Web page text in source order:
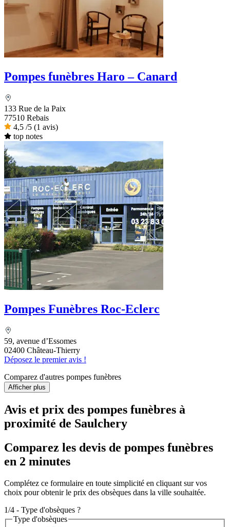
Pompes funèbres Haro – Canard
133 Rue de la Paix
77510 Rebais
4,5 /5 (1 avis)
top notes
Pompes Funèbres Roc-Eclerc
59, avenue d’Essomes
02400 Château-Thierry
Déposez le premier avis !
Comparez d'autres pompes funèbres
Afficher plus
Avis et prix des pompes funèbres à
proximité de Saulchery
Comparez les devis de pompes funèbres
en 2 minutes
Complétez ce formulaire en toute simplicité en cliquant sur vos
choix pour obtenir le prix des obsèques dans la ville souhaitée.
1/4 - Type d'obsèques ?
Type d'obsèques